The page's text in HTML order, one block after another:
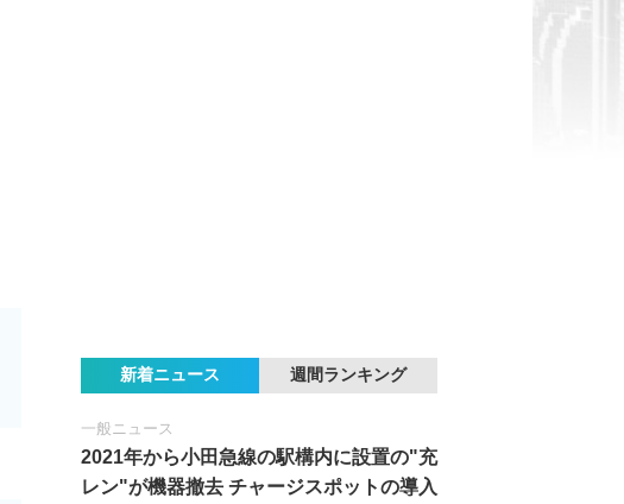
新着ニュース 週間ランキング
一般ニュース
2021年から小田急線の駅構内に設置の"充
レン"が機器撤去 チャージスポットの導入